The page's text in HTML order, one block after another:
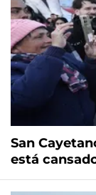
San
está